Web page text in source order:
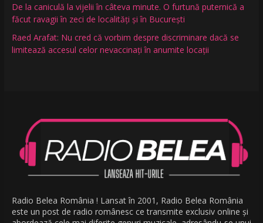
De la caniculă la vijelii în câteva minute. O furtună puternică a
făcut ravagii în zeci de localități și în București
Raed Arafat: Nu cred că vorbim despre discriminare dacă se
limitează accesul celor nevaccinați în anumite locații
Radio Belea România ! Lansat în 2001, Radio Belea România
este un post de radio românesc ce transmite exclusiv online și